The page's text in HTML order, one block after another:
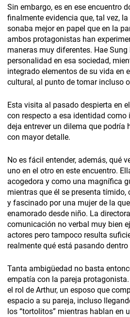
Sin embargo, es en ese encuentro
finalmente evidencia que, tal vez,
sonaba mejor en papel que en la
ambos protagonistas han
maneras muy diferentes. Hae
personalidad en esa sociedad,
integrado elementos de su vida en
cultural, al punto de tomar incluso
Esta visita al pasado despierta en
con respecto a esa identidad
deja entrever un dilema que podría
con mayor detalle.
No es fácil entender, además, qué
uno en el otro en este encuentro.
acogedora y como una magnífica
mientras que él se presenta tímido,
y fascinado por una mujer de la
enamorado desde niño. La
comunicación no verbal muy bien
actores pero tampoco resulta
realmente qué está pasando
Tanta ambigüedad no basta
empatía con la pareja
el rol de Arthur, un esposo que
espacio a su pareja, incluso
los “tortolitos” mientras hablan en